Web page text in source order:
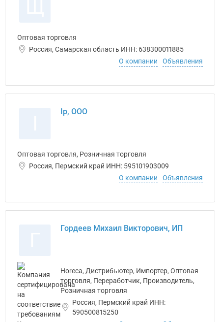
Оптовая торговля
Россия, Самарская область ИНН: 638300011885
О компании
Объявления
Ip, ООО
Оптовая торговля, Розничная торговля
Россия, Пермский край ИНН: 595101903009
О компании
Объявления
Гордеев Михаил Викторович, ИП
Horeca, Дистрибьютер, Импортер, Оптовая
торговля, Переработчик, Производитель,
Розничная торговля
Россия, Пермский край ИНН:
590500815250